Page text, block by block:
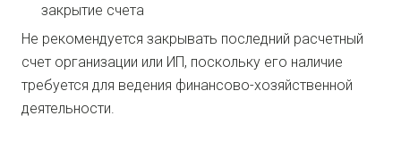
закрытие счета
Не рекомендуется закрывать последний расчетный
счет организации или ИП, поскольку его наличие
требуется для ведения финансово-хозяйственной
деятельности.